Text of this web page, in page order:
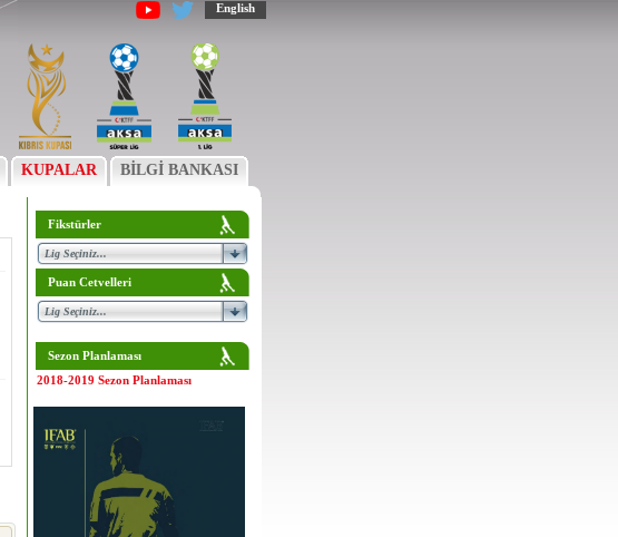
English
KUPALAR BİLGİ BANKASI
Fikstürler
Puan Cetvelleri
Sezon Planlaması
2018-2019 Sezon Planlaması